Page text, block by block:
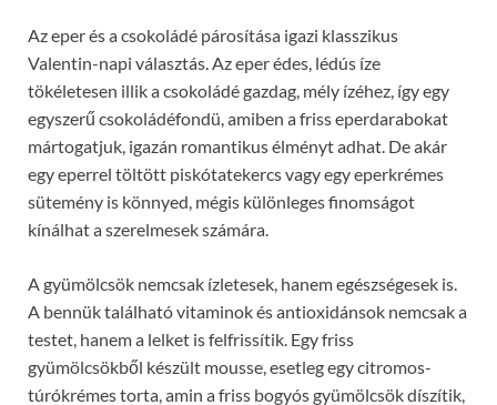
Az eper és a csokoládé párosítása igazi klasszikus
Valentin-napi választás. Az eper édes, lédús íze
tökéletesen illik a csokoládé gazdag, mély ízéhez, így egy
egyszerű csokoládéfondü, amiben a friss eperdarabokat
mártogatjuk, igazán romantikus élményt adhat. De akár
egy eperrel töltött piskótatekercs vagy egy eperkrémes
sütemény is könnyed, mégis különleges finomságot
kínálhat a szerelmesek számára.
A gyümölcsök nemcsak ízletesek, hanem egészségesek is.
A bennük található vitaminok és antioxidánsok nemcsak a
testet, hanem a lelket is felfrissítik. Egy friss
gyümölcsökből készült mousse, esetleg egy citromos-
túrókrémes torta, amin a friss bogyós gyümölcsök díszítik,